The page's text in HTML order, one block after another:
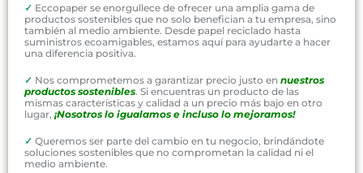
✓ Eccopaper se enorgullece de ofrecer una amplia gama de
productos sostenibles que no solo benefician a tu empresa, sino
también al medio ambiente. Desde papel reciclado hasta
suministros ecoamigables, estamos aquí para ayudarte a hacer
una diferencia positiva.
✓ Nos comprometemos a garantizar precio justo en nuestros
productos sostenibles. Si encuentras un producto de las
mismas características y calidad a un precio más bajo en otro
lugar, ¡Nosotros lo igualamos e incluso lo mejoramos!
✓ Queremos ser parte del cambio en tu negocio, brindándote
soluciones sostenibles que no comprometan la calidad ni el
medio ambiente.